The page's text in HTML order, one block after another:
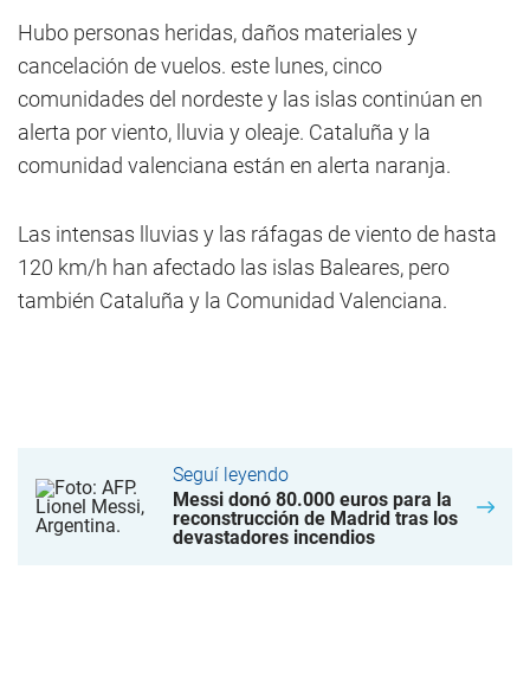
Hubo personas heridas, daños materiales y
cancelación de vuelos. este lunes, cinco
comunidades del nordeste y las islas continúan en
alerta por viento, lluvia y oleaje. Cataluña y la
comunidad valenciana están en alerta naranja.
Las intensas lluvias y las ráfagas de viento de hasta
120 km/h han afectado las islas Baleares, pero
también Cataluña y la Comunidad Valenciana.
Seguí leyendo
Messi donó 80.000 euros para la
reconstrucción de Madrid tras los
devastadores incendios